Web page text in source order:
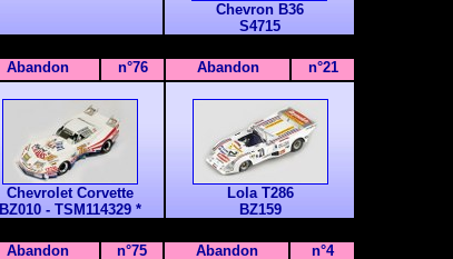
Chevron B36
S4715
Abandon n°76 Abandon n°21
Chevrolet Corvette
BZ010- TSM114329 *
Lola T286
BZ159
Abandon n°75 Abandon n°4